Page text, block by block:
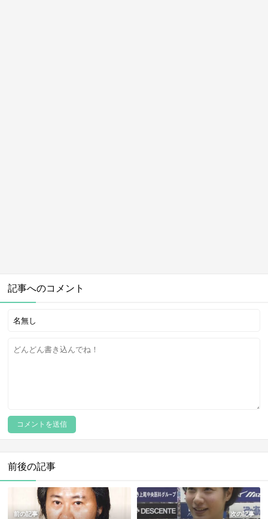
記事へのコメント
前後の記事
前の記事 次の記事